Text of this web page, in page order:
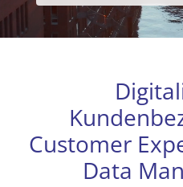
Customer
Data